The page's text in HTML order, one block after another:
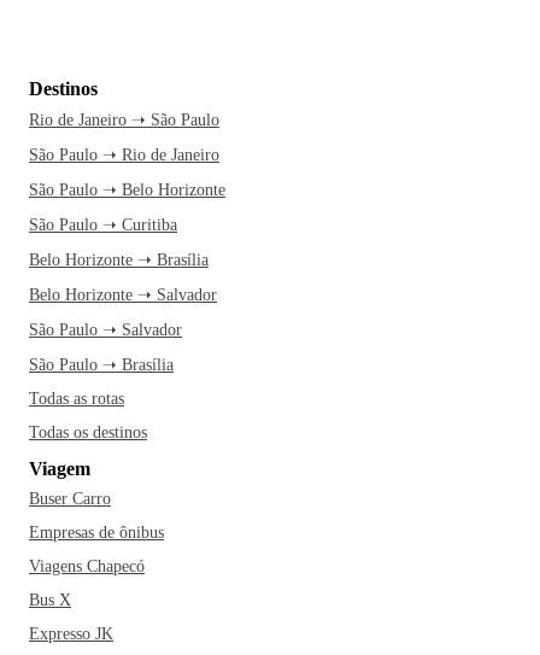
Destinos
Rio de Janeiro ➝ São Paulo
São Paulo ➝ Rio de Janeiro
São Paulo ➝ Belo Horizonte
São Paulo ➝ Curitiba
Belo Horizonte ➝ Brasília
Belo Horizonte ➝ Salvador
São Paulo ➝ Salvador
São Paulo ➝ Brasília
Todas as rotas
Todas os destinos
Viagem
Buser Carro
Empresas de ônibus
Viagens Chapecó
Bus X
Expresso JK